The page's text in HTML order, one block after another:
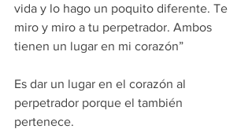
vida y lo hago un poquito diferente. Te
miro y miro a tu perpetrador. Ambos
tienen un lugar en mi corazón”
Es dar un lugar en el corazón al
perpetrador porque el también
pertenece.